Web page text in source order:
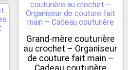
Grand-mère couturière
au crochet – Organiseur
de couture fait main –
Cadeau couturière